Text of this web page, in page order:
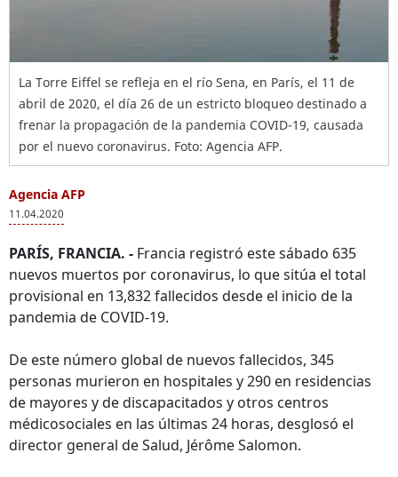
La Torre Eiffel se refleja en el río Sena, en París, el 11 de
abril de 2020, el día 26 de un estricto bloqueo destinado a
frenar la propagación de la pandemia COVID-19, causada
por el nuevo coronavirus. Foto: Agencia AFP.
Agencia AFP
11.04.2020
PARÍS, FRANCIA. - Francia registró este sábado 635
nuevos muertos por coronavirus, lo que sitúa el total
provisional en 13,832 fallecidos desde el inicio de la
pandemia de COVID-19.
De este número global de nuevos fallecidos, 345
personas murieron en hospitales y 290 en residencias
de mayores y de discapacitados y otros centros
médicosociales en las últimas 24 horas, desglosó el
director general de Salud, Jérôme Salomon.